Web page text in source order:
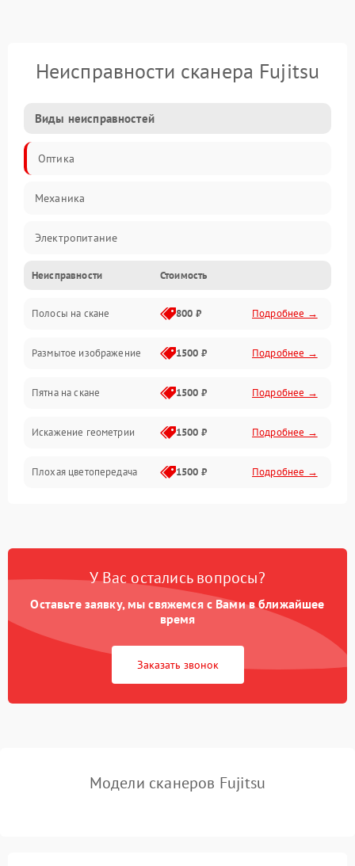
Неисправности сканера Fujitsu
Виды неисправностей
Оптика
Механика
Электропитание
ПО
Неисправности Стоимость
Полосы на скане 800 ₽ Подробнее →
Размытое изображение 1500 ₽ Подробнее →
Пятна на скане 1500 ₽ Подробнее →
Искажение геометрии 1500 ₽ Подробнее →
Плохая цветопередача 1500 ₽ Подробнее →
У Вас остались вопросы?
Оставьте заявку, мы свяжемся с Вами в ближайшее
время
Заказать звонок
Модели сканеров Fujitsu